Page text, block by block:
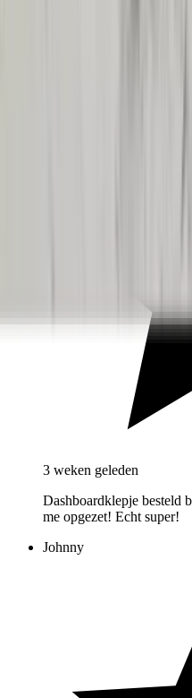
3 weken geleden
Dashboardklepje besteld
me opgezet! Echt super!
Johnny